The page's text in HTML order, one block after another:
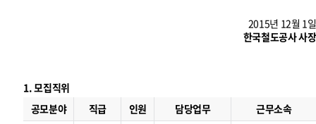
2015년 12월 1일
한국철도공사 사장
1. 모집직위
공모분야 직급 인원 담당업무 근무소속